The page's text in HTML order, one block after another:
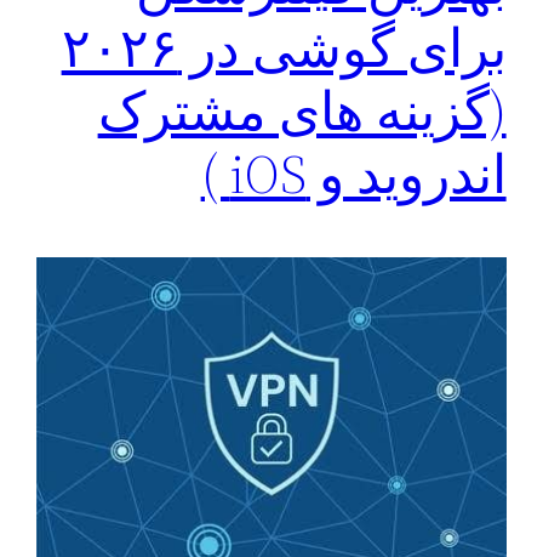
برای گوشی در ۲۰۲۶
(گزینه های مشترک
اندروید و iOS )